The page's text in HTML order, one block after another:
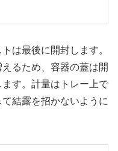
は最後に開封します。
るため、容器の蓋は開
す。計量はトレー上で
結露を招かないように